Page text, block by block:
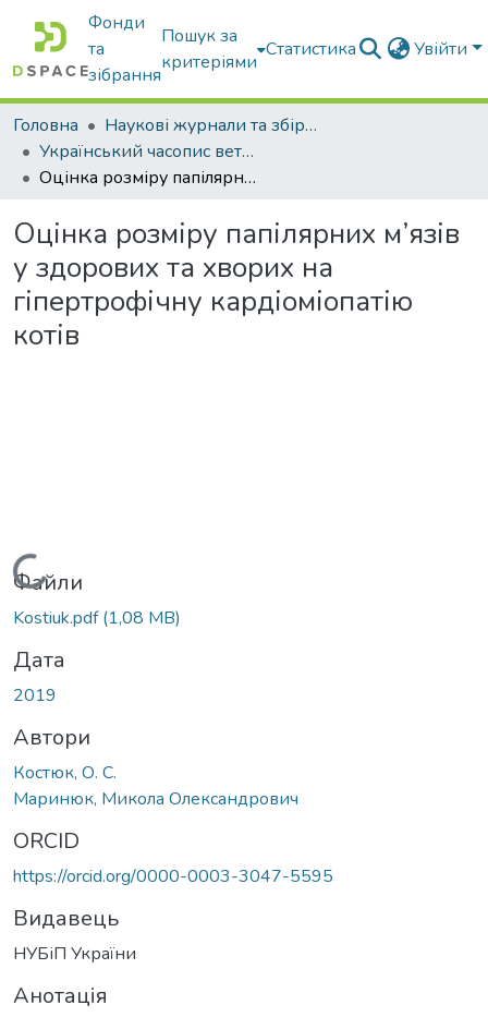
Фонди
та
зібрання
Пошук за
критеріями
Статистика Увійти
Головна
Наукові журнали та збірники видань
Український часопис ветеринарних наук
Оцінка розміру папілярних м’язів у здорових та хворих на гіпертрофічну кардіоміопатію котів
Оцінка розміру папілярних м’язів
у здорових та хворих на
гіпертрофічну кардіоміопатію
котів
Вантажиться...
Файли
Kostiuk.pdf(1,08 MB)
Дата
2019
Автори
Костюк, О. С.
Маринюк, Микола Олександрович
ORCID
https://orcid.org/0000-0003-3047-5595
Видавець
НУБіП України
Анотація